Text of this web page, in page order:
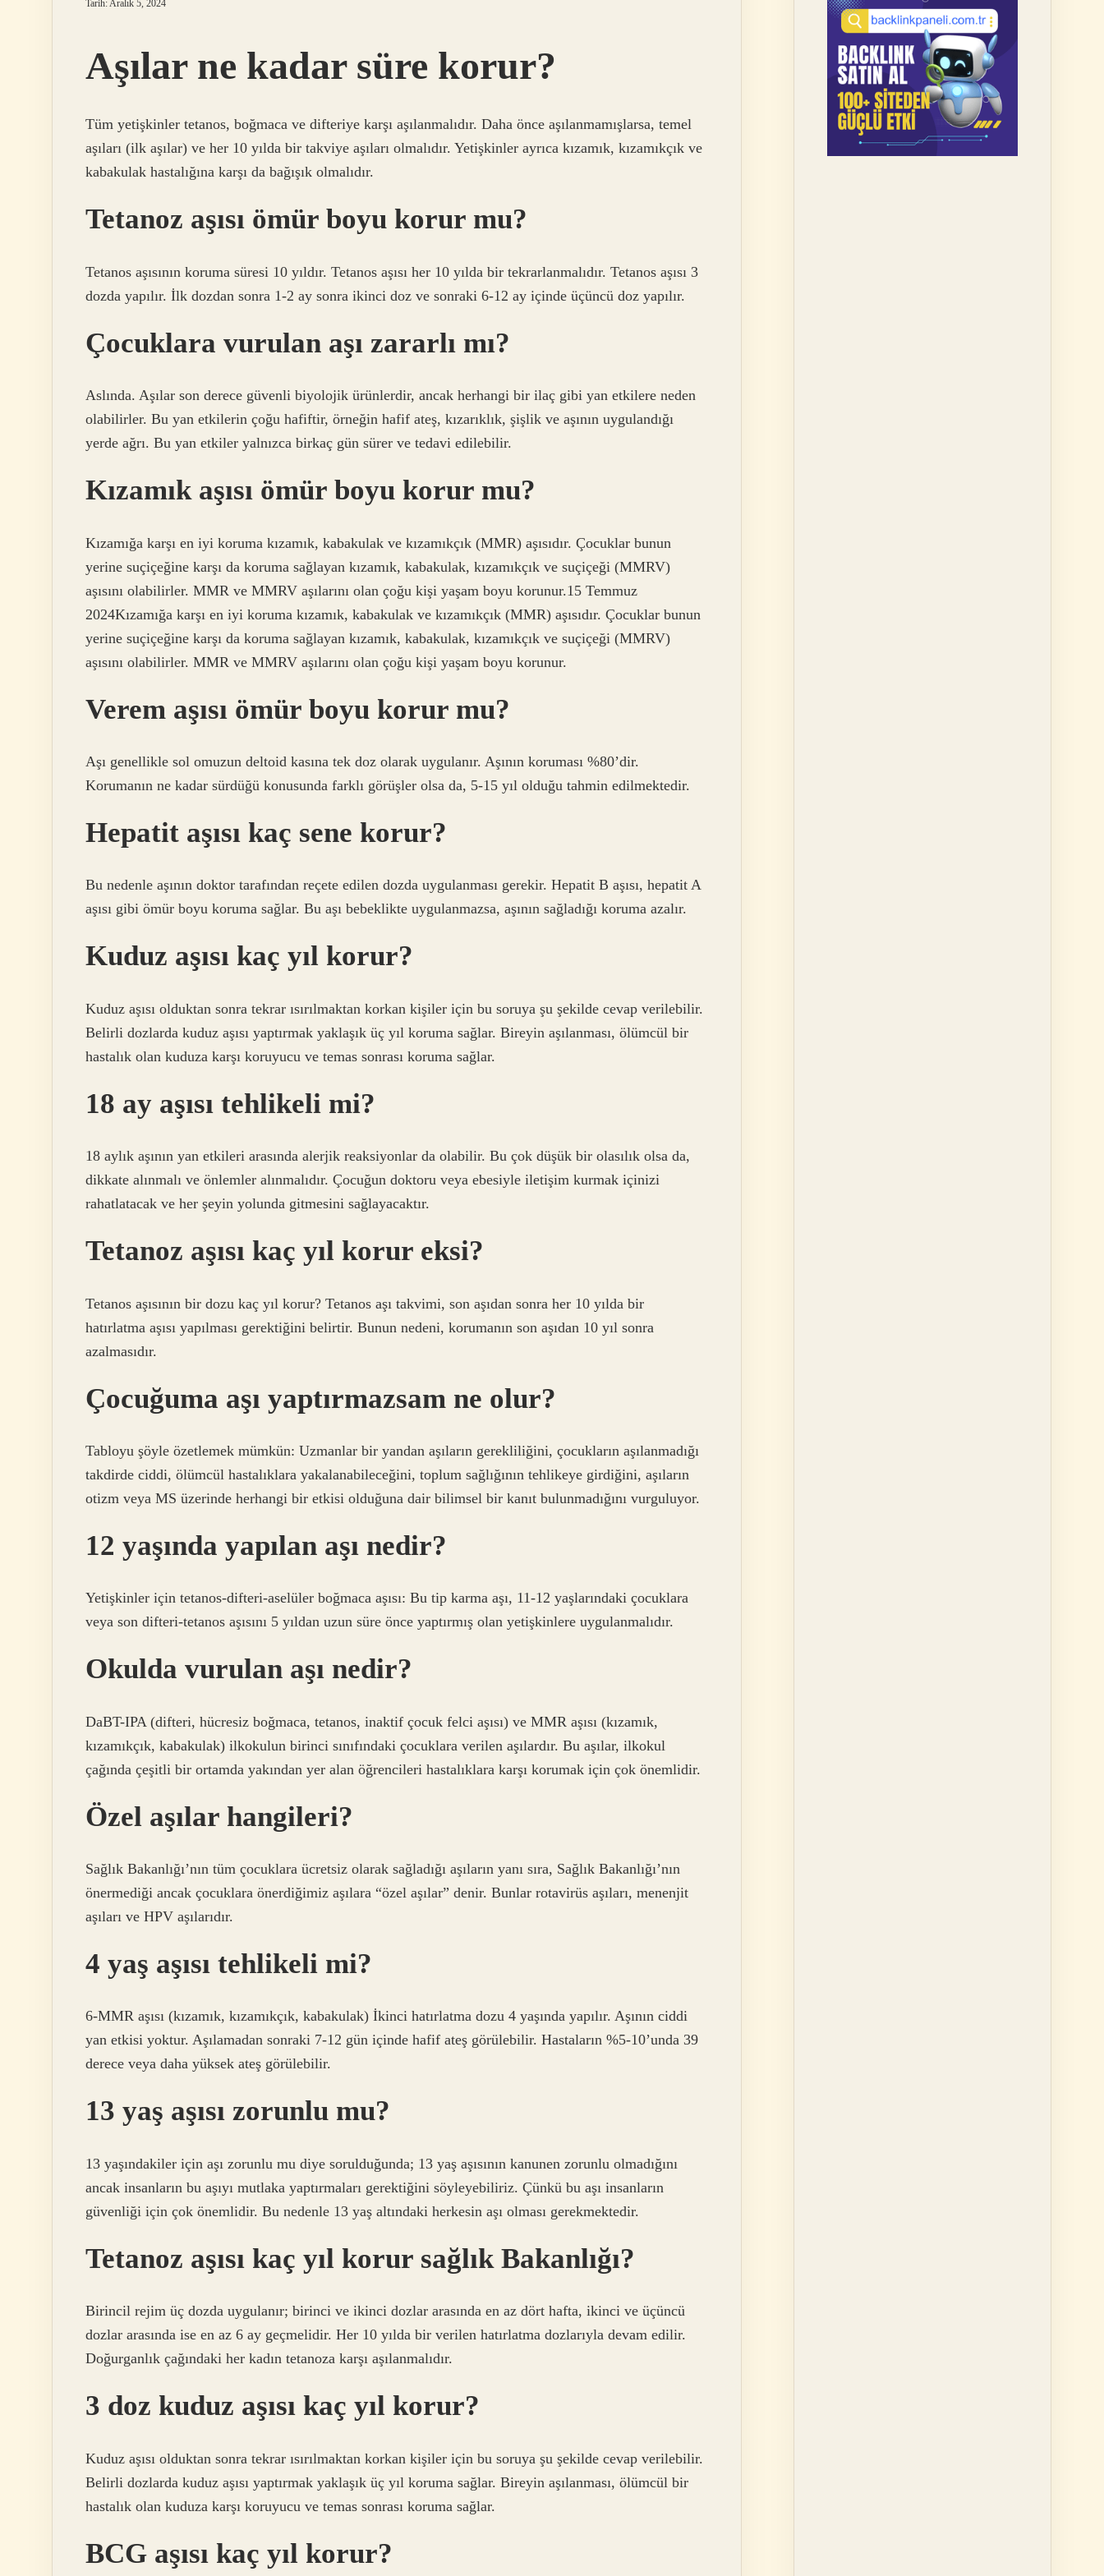
Tarih: Aralık 5, 2024
Aşılar ne kadar süre korur?
Tüm yetişkinler tetanos, boğmaca ve difteriye karşı aşılanmalıdır. Daha önce aşılanmamışlarsa, temel
aşıları (ilk aşılar) ve her 10 yılda bir takviye aşıları olmalıdır. Yetişkinler ayrıca kızamık, kızamıkçık ve
kabakulak hastalığına karşı da bağışık olmalıdır.
Tetanoz aşısı ömür boyu korur mu?
Tetanos aşısının koruma süresi 10 yıldır. Tetanos aşısı her 10 yılda bir tekrarlanmalıdır. Tetanos aşısı 3
dozda yapılır. İlk dozdan sonra 1-2 ay sonra ikinci doz ve sonraki 6-12 ay içinde üçüncü doz yapılır.
Çocuklara vurulan aşı zararlı mı?
Aslında. Aşılar son derece güvenli biyolojik ürünlerdir, ancak herhangi bir ilaç gibi yan etkilere neden
olabilirler. Bu yan etkilerin çoğu hafiftir, örneğin hafif ateş, kızarıklık, şişlik ve aşının uygulandığı
yerde ağrı. Bu yan etkiler yalnızca birkaç gün sürer ve tedavi edilebilir.
Kızamık aşısı ömür boyu korur mu?
Kızamığa karşı en iyi koruma kızamık, kabakulak ve kızamıkçık (MMR) aşısıdır. Çocuklar bunun
yerine suçiçeğine karşı da koruma sağlayan kızamık, kabakulak, kızamıkçık ve suçiçeği (MMRV)
aşısını olabilirler. MMR ve MMRV aşılarını olan çoğu kişi yaşam boyu korunur.15 Temmuz
2024Kızamığa karşı en iyi koruma kızamık, kabakulak ve kızamıkçık (MMR) aşısıdır. Çocuklar bunun
yerine suçiçeğine karşı da koruma sağlayan kızamık, kabakulak, kızamıkçık ve suçiçeği (MMRV)
aşısını olabilirler. MMR ve MMRV aşılarını olan çoğu kişi yaşam boyu korunur.
Verem aşısı ömür boyu korur mu?
Aşı genellikle sol omuzun deltoid kasına tek doz olarak uygulanır. Aşının koruması %80’dir.
Korumanın ne kadar sürdüğü konusunda farklı görüşler olsa da, 5-15 yıl olduğu tahmin edilmektedir.
Hepatit aşısı kaç sene korur?
Bu nedenle aşının doktor tarafından reçete edilen dozda uygulanması gerekir. Hepatit B aşısı, hepatit A
aşısı gibi ömür boyu koruma sağlar. Bu aşı bebeklikte uygulanmazsa, aşının sağladığı koruma azalır.
Kuduz aşısı kaç yıl korur?
Kuduz aşısı olduktan sonra tekrar ısırılmaktan korkan kişiler için bu soruya şu şekilde cevap verilebilir.
Belirli dozlarda kuduz aşısı yaptırmak yaklaşık üç yıl koruma sağlar. Bireyin aşılanması, ölümcül bir
hastalık olan kuduza karşı koruyucu ve temas sonrası koruma sağlar.
18 ay aşısı tehlikeli mi?
18 aylık aşının yan etkileri arasında alerjik reaksiyonlar da olabilir. Bu çok düşük bir olasılık olsa da,
dikkate alınmalı ve önlemler alınmalıdır. Çocuğun doktoru veya ebesiyle iletişim kurmak içinizi
rahatlatacak ve her şeyin yolunda gitmesini sağlayacaktır.
Tetanoz aşısı kaç yıl korur eksi?
Tetanos aşısının bir dozu kaç yıl korur? Tetanos aşı takvimi, son aşıdan sonra her 10 yılda bir
hatırlatma aşısı yapılması gerektiğini belirtir. Bunun nedeni, korumanın son aşıdan 10 yıl sonra
azalmasıdır.
Çocuğuma aşı yaptırmazsam ne olur?
Tabloyu şöyle özetlemek mümkün: Uzmanlar bir yandan aşıların gerekliliğini, çocukların aşılanmadığı
takdirde ciddi, ölümcül hastalıklara yakalanabileceğini, toplum sağlığının tehlikeye girdiğini, aşıların
otizm veya MS üzerinde herhangi bir etkisi olduğuna dair bilimsel bir kanıt bulunmadığını vurguluyor.
12 yaşında yapılan aşı nedir?
Yetişkinler için tetanos-difteri-aselüler boğmaca aşısı: Bu tip karma aşı, 11-12 yaşlarındaki çocuklara
veya son difteri-tetanos aşısını 5 yıldan uzun süre önce yaptırmış olan yetişkinlere uygulanmalıdır.
Okulda vurulan aşı nedir?
DaBT-IPA (difteri, hücresiz boğmaca, tetanos, inaktif çocuk felci aşısı) ve MMR aşısı (kızamık,
kızamıkçık, kabakulak) ilkokulun birinci sınıfındaki çocuklara verilen aşılardır. Bu aşılar, ilkokul
çağında çeşitli bir ortamda yakından yer alan öğrencileri hastalıklara karşı korumak için çok önemlidir.
Özel aşılar hangileri?
Sağlık Bakanlığı’nın tüm çocuklara ücretsiz olarak sağladığı aşıların yanı sıra, Sağlık Bakanlığı’nın
önermediği ancak çocuklara önerdiğimiz aşılara “özel aşılar” denir. Bunlar rotavirüs aşıları, menenjit
aşıları ve HPV aşılarıdır.
4 yaş aşısı tehlikeli mi?
6-MMR aşısı (kızamık, kızamıkçık, kabakulak) İkinci hatırlatma dozu 4 yaşında yapılır. Aşının ciddi
yan etkisi yoktur. Aşılamadan sonraki 7-12 gün içinde hafif ateş görülebilir. Hastaların %5-10’unda 39
derece veya daha yüksek ateş görülebilir.
13 yaş aşısı zorunlu mu?
13 yaşındakiler için aşı zorunlu mu diye sorulduğunda; 13 yaş aşısının kanunen zorunlu olmadığını
ancak insanların bu aşıyı mutlaka yaptırmaları gerektiğini söyleyebiliriz. Çünkü bu aşı insanların
güvenliği için çok önemlidir. Bu nedenle 13 yaş altındaki herkesin aşı olması gerekmektedir.
Tetanoz aşısı kaç yıl korur sağlık Bakanlığı?
Birincil rejim üç dozda uygulanır; birinci ve ikinci dozlar arasında en az dört hafta, ikinci ve üçüncü
dozlar arasında ise en az 6 ay geçmelidir. Her 10 yılda bir verilen hatırlatma dozlarıyla devam edilir.
Doğurganlık çağındaki her kadın tetanoza karşı aşılanmalıdır.
3 doz kuduz aşısı kaç yıl korur?
Kuduz aşısı olduktan sonra tekrar ısırılmaktan korkan kişiler için bu soruya şu şekilde cevap verilebilir.
Belirli dozlarda kuduz aşısı yaptırmak yaklaşık üç yıl koruma sağlar. Bireyin aşılanması, ölümcül bir
hastalık olan kuduza karşı koruyucu ve temas sonrası koruma sağlar.
BCG aşısı kaç yıl korur?